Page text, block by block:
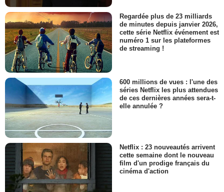
Regardée plus de 23 milliards
de minutes depuis janvier 2026,
cette série Netflix événement est
numéro 1 sur les plateformes
de streaming !
600 millions de vues : l'une des
séries Netflix les plus attendues
de ces dernières années sera-t-
elle annulée ?
Netflix : 23 nouveautés arrivent
cette semaine dont le nouveau
film d'un prodige français du
cinéma d'action